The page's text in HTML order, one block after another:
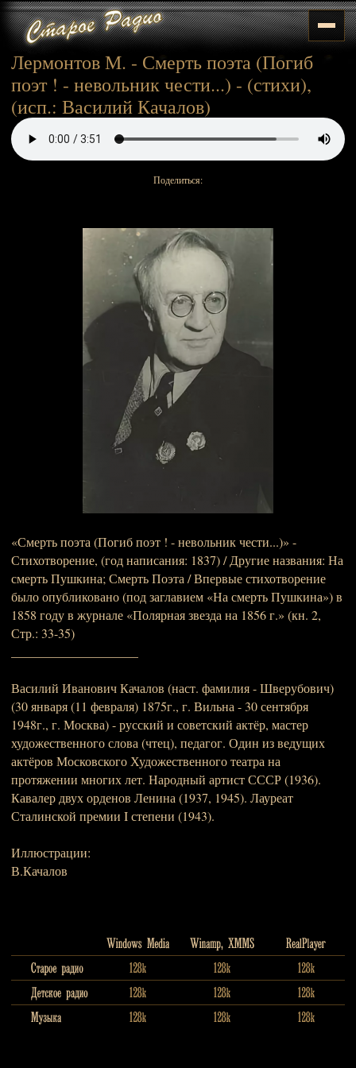
Лермонтов М. - Смерть поэта (Погиб
поэт ! - невольник чести...) - (стихи),
(исп.: Василий Качалов)
Поделиться:
«Смерть поэта (Погиб поэт ! - невольник чести...)» -
Стихотворение, (год написания: 1837) / Другие названия: На
смерть Пушкина; Смерть Поэта / Впервые стихотворение
было опубликовано (под заглавием «На смерть Пушкина») в
1858 году в журнале «Полярная звезда на 1856 г.» (кн. 2,
Стр.: 33-35)
Василий Иванович Качалов (наст. фамилия - Шверубович)
(30 января (11 февраля) 1875г., г. Вильна - 30 сентября
1948г., г. Москва) - русский и советский актёр, мастер
художественного слова (чтец), педагог. Один из ведущих
актёров Московского Художественного театра на
протяжении многих лет. Народный артист СССР (1936).
Кавалер двух орденов Ленина (1937, 1945). Лауреат
Сталинской премии I степени (1943).
Иллюстрации:
В.Качалов